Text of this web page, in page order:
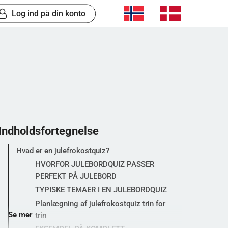
Log ind på din konto
Hvad er en julefrokostquiz?
HVORFOR JULEBORDQUIZ PASSER
PERFEKT PÅ JULEBORD
TYPISKE TEMAER I EN JULEBORDQUIZ
Planlægning af julefrokostquiz trin for
trin
Se mer